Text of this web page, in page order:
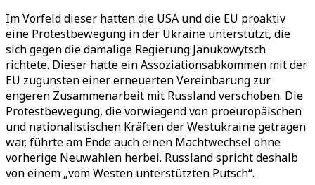
Im Vorfeld dieser hatten die USA und die EU proaktiv
eine Protestbewegung in der Ukraine unterstützt, die
sich gegen die damalige Regierung Janukowytsch
richtete. Dieser hatte ein Assoziationsabkommen mit der
EU zugunsten einer erneuerten Vereinbarung zur
engeren Zusammenarbeit mit Russland verschoben. Die
Protestbewegung, die vorwiegend von proeuropäischen
und nationalistischen Kräften der Westukraine getragen
war, führte am Ende auch einen Machtwechsel ohne
vorherige Neuwahlen herbei. Russland spricht deshalb
von einem „vom Westen unterstützten Putsch“.